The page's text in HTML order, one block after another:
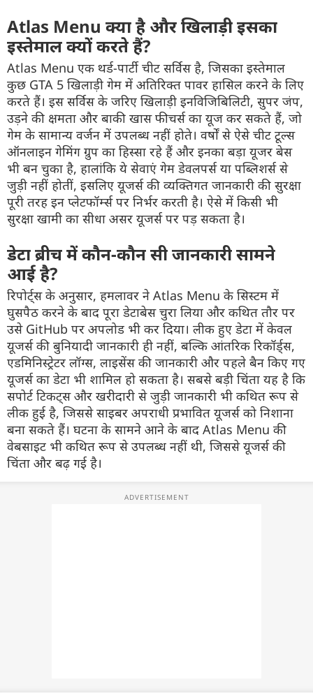
Atlas Menu क्या है और खिलाड़ी इसका
इस्तेमाल क्यों करते हैं?
Atlas Menu एक थर्ड-पार्टी चीट सर्विस है, जिसका इस्तेमाल
कुछ GTA 5 खिलाड़ी गेम में अतिरिक्त पावर हासिल करने के लिए
करते हैं। इस सर्विस के जरिए खिलाड़ी इनविजिबिलिटी, सुपर जंप,
उड़ने की क्षमता और बाकी खास फीचर्स का यूज कर सकते हैं, जो
गेम के सामान्य वर्जन में उपलब्ध नहीं होते। वर्षों से ऐसे चीट टूल्स
ऑनलाइन गेमिंग ग्रुप का हिस्सा रहे हैं और इनका बड़ा यूजर बेस
भी बन चुका है, हालांकि ये सेवाएं गेम डेवलपर्स या पब्लिशर्स से
जुड़ी नहीं होतीं, इसलिए यूजर्स की व्यक्तिगत जानकारी की सुरक्षा
पूरी तरह इन प्लेटफॉर्म्स पर निर्भर करती है। ऐसे में किसी भी
सुरक्षा खामी का सीधा असर यूजर्स पर पड़ सकता है।
डेटा ब्रीच में कौन-कौन सी जानकारी सामने
आई है?
रिपोर्ट्स के अनुसार, हमलावर ने Atlas Menu के सिस्टम में
घुसपैठ करने के बाद पूरा डेटाबेस चुरा लिया और कथित तौर पर
उसे GitHub पर अपलोड भी कर दिया। लीक हुए डेटा में केवल
यूजर्स की बुनियादी जानकारी ही नहीं, बल्कि आंतरिक रिकॉर्ड्स,
एडमिनिस्ट्रेटर लॉग्स, लाइसेंस की जानकारी और पहले बैन किए गए
यूजर्स का डेटा भी शामिल हो सकता है। सबसे बड़ी चिंता यह है कि
सपोर्ट टिकट्स और खरीदारी से जुड़ी जानकारी भी कथित रूप से
लीक हुई है, जिससे साइबर अपराधी प्रभावित यूजर्स को निशाना
बना सकते हैं। घटना के सामने आने के बाद Atlas Menu की
वेबसाइट भी कथित रूप से उपलब्ध नहीं थी, जिससे यूजर्स की
चिंता और बढ़ गई है।